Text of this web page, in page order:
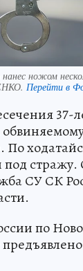
ножом
Перейти в
37-
стражу.
СУ СК
по